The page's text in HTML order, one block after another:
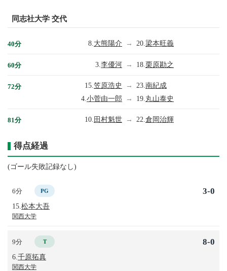
同志社大学 交代
40分 8. 大熊陽介 → 20. 梁本旺義
60分 3. 李優河 → 18. 栗原勘之
72分 15. 笠原浩史 → 23. 南紀成
4. 小菅由一郎 → 19. 丸山泰史
81分 10. 田村魁世 → 22. 倉岡治輝
得点経過
(ゴール失敗記録なし)
6分 PG
15. 松本大吾
関西大学
3-0
9分 T
6. 千原拓真
関西大学
8-0